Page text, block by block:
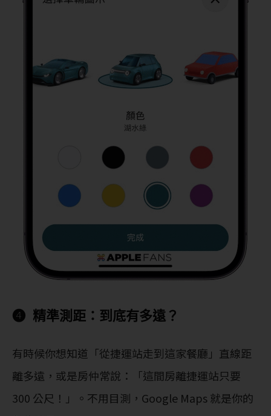
❹ 精準測距：到底有多遠？
有時候你想知道「從捷運站走到這家餐廳」直線距
離多遠，或是房仲常說：「這間房離捷運站只要
300 公尺！」。不用目測，Google Maps 就是你的